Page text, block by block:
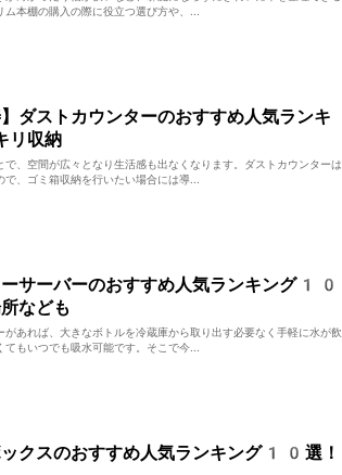
本棚の購入の際に役立つ選び方や、...
ダストカウンターのおすすめ人気ランキ
リ収納
、空間が広々となり生活感も出なくなります。ダストカウンターは
、ゴミ箱収納を行いたい場合には導...
ーサーバーのおすすめ人気ランキング10
なども
あれば、大きなボトルを冷蔵庫から取り出す必要なく手軽に水が飲
もいつでも吸水可能です。そこで今...
ックスのおすすめ人気ランキング10選！